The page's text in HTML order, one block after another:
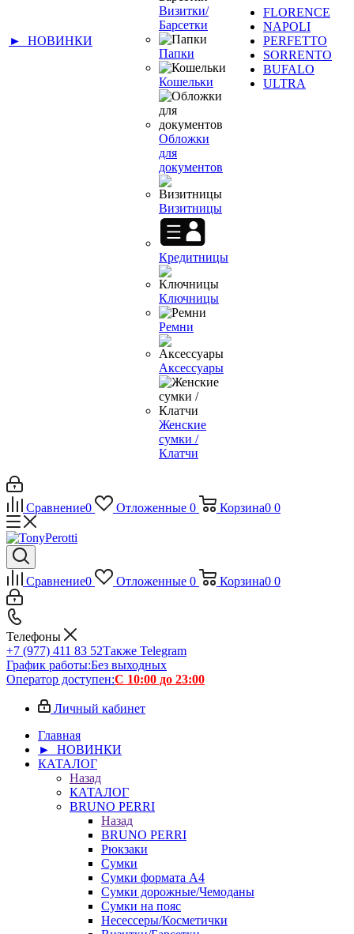
► НОВИНКИ
Визитки/
Барсетки
Папки
Кошельки
Обложки
для
документов
Визитницы
Кредитницы
Ключницы
Ремни
Аксессуары
Женские
сумки /
Клатчи
FLORENCE
NAPOLI
PERFETTO
SORRENTO
BUFALO
ULTRA
Сравнение0 Отложенные 0 Корзина0 0
Сравнение0 Отложенные 0 Корзина0 0
Телефоны
+7 (977) 411 83 52Также Telegram
График работы:Без выходных
Оператор доступен:С 10:00 до 23:00
Личный кабинет
Главная
► НОВИНКИ
КАТАЛОГ
Назад
КАТАЛОГ
BRUNO PERRI
Назад
BRUNO PERRI
Рюкзаки
Сумки
Сумки формата А4
Сумки дорожные/Чемоданы
Сумки на пояс
Несессеры/Косметички